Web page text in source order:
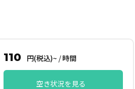
110 円(税込)~/時間
空き状況を見る